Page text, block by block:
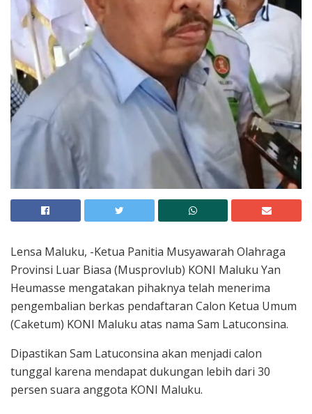
Lensa Maluku, -Ketua Panitia Musyawarah Olahraga
Provinsi Luar Biasa (Musprovlub) KONI Maluku Yan
Heumasse mengatakan pihaknya telah menerima
pengembalian berkas pendaftaran Calon Ketua Umum
(Caketum) KONI Maluku atas nama Sam Latuconsina.
Dipastikan Sam Latuconsina akan menjadi calon
tunggal karena mendapat dukungan lebih dari 30
persen suara anggota KONI Maluku.